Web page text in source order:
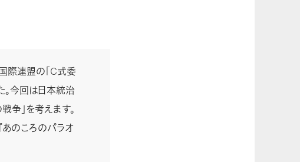
際連盟の「C式委
。今回は日本統治
争」を考えます。
のころのパラオ